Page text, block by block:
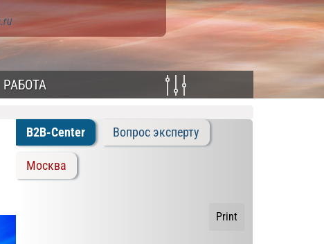
РАБОТА
B2B-Center Вопрос эксперту
Москва
Print